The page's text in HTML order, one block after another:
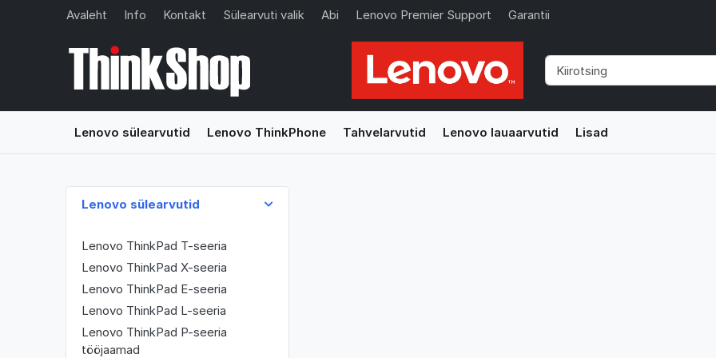
Avaleht Info Kontakt Sülearvuti valik Abi Lenovo Premier Support Garantii
Lenovo sülearvutid Lenovo ThinkPhone Tahvelarvutid Lenovo lauaarvutid Lisad
Lenovo sülearvutid
Lenovo ThinkPad T-seeria
Lenovo ThinkPad X-seeria
Lenovo ThinkPad E-seeria
Lenovo ThinkPad L-seeria
Lenovo ThinkPad P-seeria
tööjaamad